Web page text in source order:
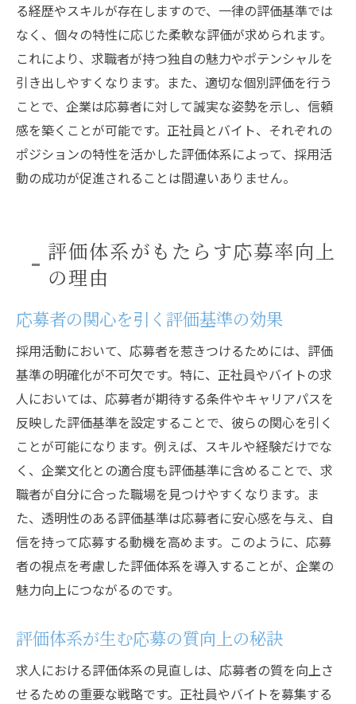
る経歴やスキルが存在しますので、一律の評価基準では
なく、個々の特性に応じた柔軟な評価が求められます。
これにより、求職者が持つ独自の魅力やポテンシャルを
引き出しやすくなります。また、適切な個別評価を行う
ことで、企業は応募者に対して誠実な姿勢を示し、信頼
感を築くことが可能です。正社員とバイト、それぞれの
ポジションの特性を活かした評価体系によって、採用活
動の成功が促進されることは間違いありません。
評価体系がもたらす応募率向上
の理由
応募者の関心を引く評価基準の効果
採用活動において、応募者を惹きつけるためには、評価
基準の明確化が不可欠です。特に、正社員やバイトの求
人においては、応募者が期待する条件やキャリアパスを
反映した評価基準を設定することで、彼らの関心を引く
ことが可能になります。例えば、スキルや経験だけでな
く、企業文化との適合度も評価基準に含めることで、求
職者が自分に合った職場を見つけやすくなります。ま
た、透明性のある評価基準は応募者に安心感を与え、自
信を持って応募する動機を高めます。このように、応募
者の視点を考慮した評価体系を導入することが、企業の
魅力向上につながるのです。
評価体系が生む応募の質向上の秘訣
求人における評価体系の見直しは、応募者の質を向上さ
せるための重要な戦略です。正社員やバイトを募集する